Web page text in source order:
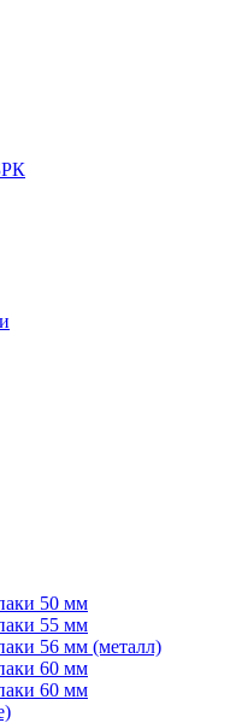
50 мм
55 мм
56 мм (металл)
60 мм
60 мм